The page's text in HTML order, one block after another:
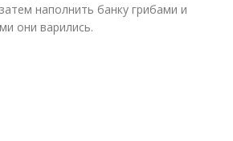
наполнить банку грибами и
они варились.